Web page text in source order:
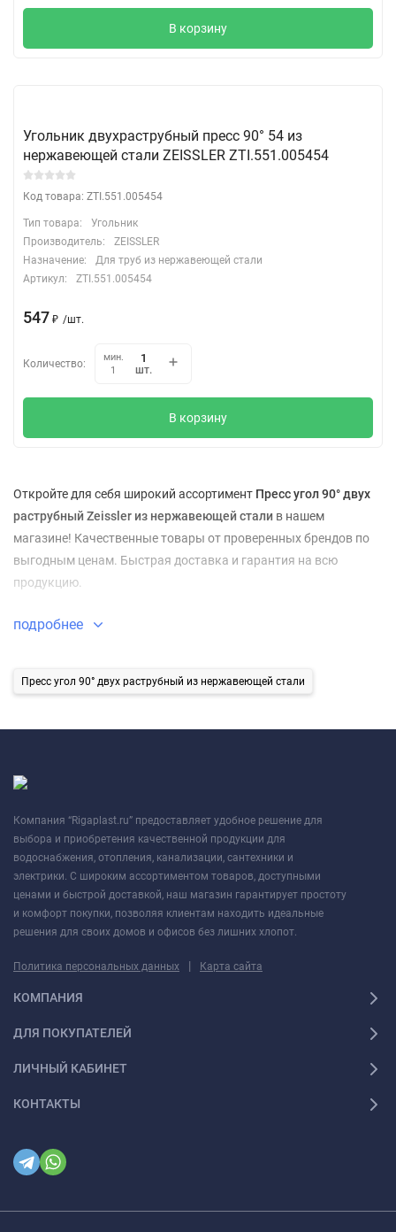
В корзину
Угольник двухраструбный пресс 90° 54 из
нержавеющей стали ZEISSLER ZTI.551.005454
Код товара: ZTI.551.005454
Тип товара:
Угольник
Производитель:
ZEISSLER
Назначение:
Для труб из нержавеющей стали
Артикул:
ZTI.551.005454
547 ₽ /шт.
Количество:
мин.
1
шт.
В корзину
Откройте для себя широкий ассортимент Пресс угол 90° двух
раструбный Zeissler из нержавеющей стали в нашем
магазине! Качественные товары от проверенных брендов по
выгодным ценам. Быстрая доставка и гарантия на всю
продукцию.
подробнее
Пресс угол 90° двух раструбный из нержавеющей стали
Компания “Rigaplast.ru” предоставляет удобное решение для
выбора и приобретения качественной продукции для
водоснабжения, отопления, канализации, сантехники и
электрики. С широким ассортиментом товаров, доступными
ценами и быстрой доставкой, наш магазин гарантирует простоту
и комфорт покупки, позволяя клиентам находить идеальные
решения для своих домов и офисов без лишних хлопот.
Политика персональных данных | Карта сайта
КОМПАНИЯ
ДЛЯ ПОКУПАТЕЛЕЙ
ЛИЧНЫЙ КАБИНЕТ
КОНТАКТЫ